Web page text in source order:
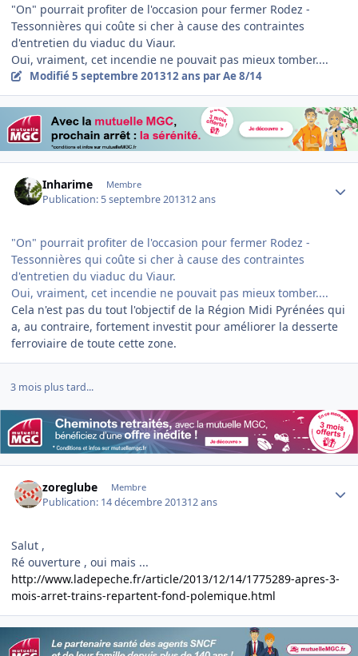
"On" pourrait profiter de l'occasion pour fermer Rodez -
Tessonnières qui coûte si cher à cause des contraintes
d'entretien du viaduc du Viaur.
Oui, vraiment, cet incendie ne pouvait pas mieux tomber....
Modifié5 septembre 201312 ans par Ae 8/14
Inharime Membre
Publication: 5 septembre 201312 ans
"On" pourrait profiter de l'occasion pour fermer Rodez -
Tessonnières qui coûte si cher à cause des contraintes
d'entretien du viaduc du Viaur.
Oui, vraiment, cet incendie ne pouvait pas mieux tomber....
Cela n'est pas du tout l'objectif de la Région Midi Pyrénées qui
a, au contraire, fortement investit pour améliorer la desserte
ferroviaire de toute cette zone.
3 mois plus tard...
zoreglube Membre
Publication: 14 décembre 201312 ans
Salut ,
Ré ouverture , oui mais ...
http://www.ladepeche.fr/article/2013/12/14/1775289-apres-3-
mois-arret-trains-repartent-fond-polemique.html